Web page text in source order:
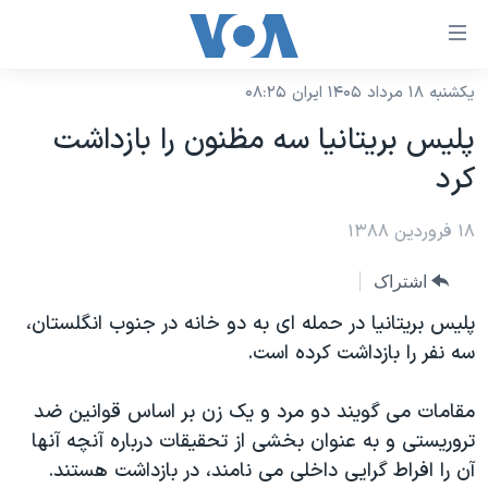
لینکهای
دسترسی
جهش
به
محتوای
اصلی
جهش
صفحه
اصلی
جهش
جستجو
نسخه سبک وب‌سایت
موضوع ها
ایران
آمریکا
ورزشی
ویدیوها
برنامه های تلویزیونی
جدول برنامه ها
صفحه‌های ویژه
جام جهانی ۲۰۲۶
بایگانی برنامه‌های تلویزیونی
فرکانس‌های صدای آمریکا
یادگیری زبان انگلیسی
یکشنبه ۱۸ مرداد ۱۴۰۵ ایران ۰۸:۲۵
پلیس بریتانیا سه مظنون را بازداشت
کرد
۱۸ فروردین ۱۳۸۸
اشتراک
پلیس بریتانیا در حمله ای به دو خانه در جنوب انگلستان،
سه نفر را بازداشت کرده است.
مقامات می گویند دو مرد و یک زن بر اساس قوانین ضد
تروریستی و به عنوان بخشی از تحقیقات درباره آنچه آنها
آن را افراط گرایی داخلی می نامند، در بازداشت هستند.